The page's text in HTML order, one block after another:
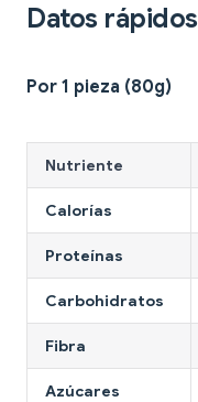
Datos
Por 1 pieza (80g)
Nutriente
Calorías
Proteínas
Carbohidratos
Fibra
Azúcares